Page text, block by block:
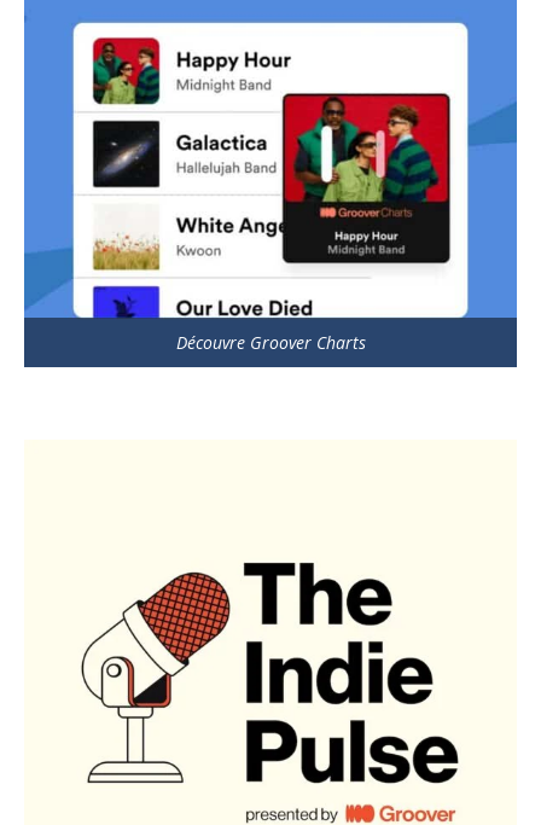
Découvre Groover Charts